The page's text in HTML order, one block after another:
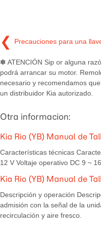
❮ Precauciones para una
✽ ATENCIÓN Sip or alguna
podrá arrancar su motor.
necesario y recomendamos
un distribuidor Kia autorizado.
Otra informacion:
Kia Rio (YB) Manual de
Características técnicas
12 V Voltaje operativo DC 9 ~
Kia Rio (YB) Manual de
Descripción y operación
admisión con la señal de la
recirculación y aire fresco.